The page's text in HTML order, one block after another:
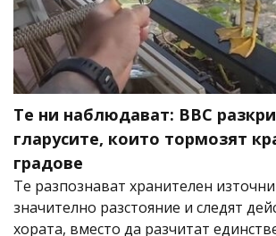
Те ни наблюдават: BBC
гларусите, които тормозят
градове
Те разпознават хранителен
значително разстояние и следят
хората, вместо да разчитат